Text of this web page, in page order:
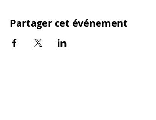
Partager cet événement